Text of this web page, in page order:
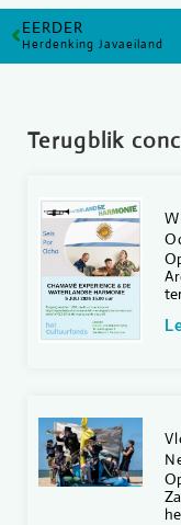
EERDER
Herdenking Javaeiland
Terugblik